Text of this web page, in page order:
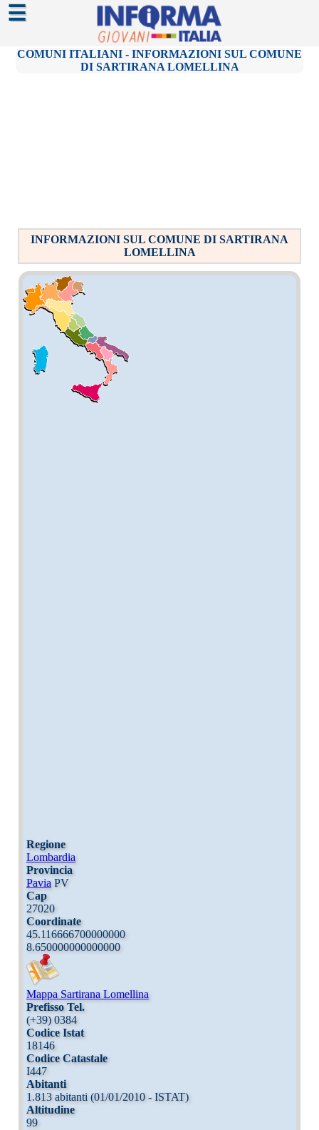
☰
COMUNI ITALIANI - INFORMAZIONI SUL COMUNE
DI SARTIRANA LOMELLINA
INFORMAZIONI SUL COMUNE DI SARTIRANA
LOMELLINA
Regione
Lombardia
Provincia
PaviaPV
Cap
27020
Coordinate
45.116666700000000
8.650000000000000
Mappa Sartirana Lomellina
Prefisso Tel.
(+39) 0384
Codice Istat
18146
Codice Catastale
I447
Abitanti
1.813 abitanti (01/01/2010 - ISTAT)
Altitudine
99